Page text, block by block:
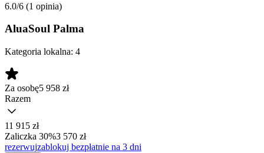
6.0/6 (1 opinia)
AluaSoul Palma
Kategoria lokalna: 4
Za osobę5 958 zł
Razem
11 915 zł
Zaliczka 30%3 570 zł
rezerwujzablokuj bezpłatnie na 3 dni